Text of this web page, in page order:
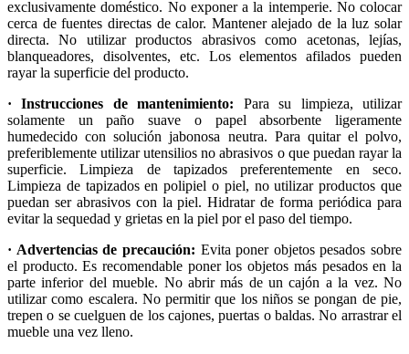
exclusivamente doméstico. No exponer a la intemperie. No colocar
cerca de fuentes directas de calor. Mantener alejado de la luz solar
directa. No utilizar productos abrasivos como acetonas, lejías,
blanqueadores, disolventes, etc. Los elementos afilados pueden
rayar la superficie del producto.
· Instrucciones de mantenimiento: Para su limpieza, utilizar
solamente un paño suave o papel absorbente ligeramente
humedecido con solución jabonosa neutra. Para quitar el polvo,
preferiblemente utilizar utensilios no abrasivos o que puedan rayar la
superficie. Limpieza de tapizados preferentemente en seco.
Limpieza de tapizados en polipiel o piel, no utilizar productos que
puedan ser abrasivos con la piel. Hidratar de forma periódica para
evitar la sequedad y grietas en la piel por el paso del tiempo.
· Advertencias de precaución: Evita poner objetos pesados sobre
el producto. Es recomendable poner los objetos más pesados en la
parte inferior del mueble. No abrir más de un cajón a la vez. No
utilizar como escalera. No permitir que los niños se pongan de pie,
trepen o se cuelguen de los cajones, puertas o baldas. No arrastrar el
mueble una vez lleno.